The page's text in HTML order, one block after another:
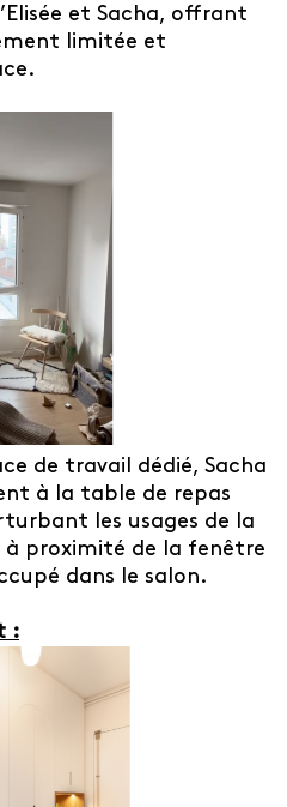
et Sacha, offrant
limitée et
de travail dédié, Sacha
à la table de repas
les usages de la
à proximité de la fenêtre
dans le salon.
: